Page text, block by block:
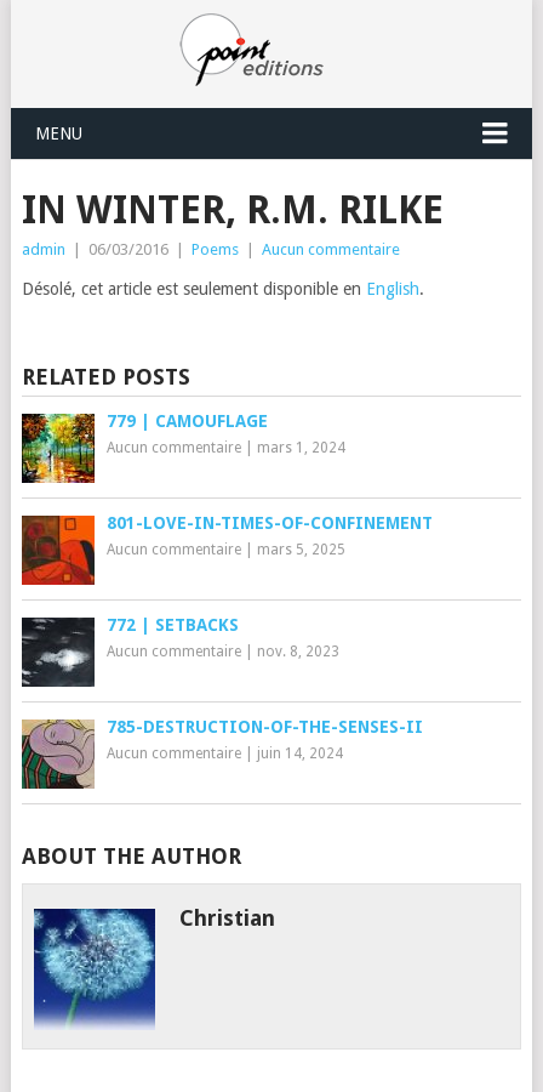
MENU
IN WINTER, R.M. RILKE
admin 06/03/2016 Poems Aucun commentaire
Désolé, cet article est seulement disponible en English.
RELATED POSTS
779 | CAMOUFLAGE
Aucun commentaire| mars 1, 2024
801-LOVE-IN-TIMES-OF-CONFINEMENT
Aucun commentaire| mars 5, 2025
772 | SETBACKS
Aucun commentaire| nov. 8, 2023
785-DESTRUCTION-OF-THE-SENSES-II
Aucun commentaire| juin 14, 2024
ABOUT THE AUTHOR
Christian